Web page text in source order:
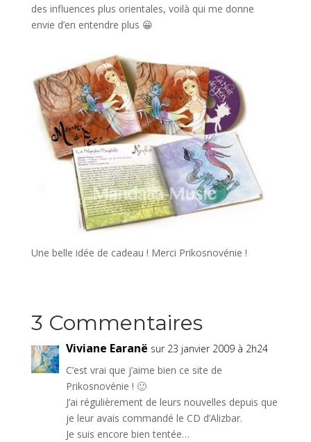
des influences plus orientales, voilà qui me donne
envie d’en entendre plus 😀
Une belle idée de cadeau ! Merci Prikosnovénie !
3 Commentaires
Viviane Earanë sur 23 janvier 2009 à 2h24
C’est vrai que j’aime bien ce site de
Prikosnovénie ! 🙂
J’ai régulièrement de leurs nouvelles depuis que
je leur avais commandé le CD d’Alizbar.
Je suis encore bien tentée…